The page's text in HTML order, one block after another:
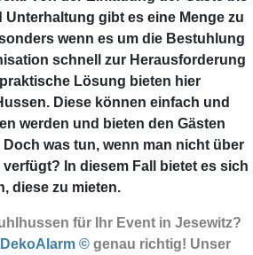
gibt es eine Menge zu
wenn es um die Bestuhlung
schnell zur Herausforderung
Lösung bieten hier
Diese können einfach und
werden und bieten den Gästen
Doch was tun, wenn man nicht über
In diesem Fall bietet es sich
diese zu mieten.
für Ihr Event in Jesewitz?
DekoAlarm © genau richtig! Unser